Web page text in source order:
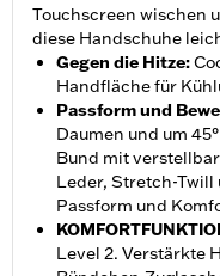
Touchscreen wischen
diese Handschuhe
Gegen die Hitze:
Handfläche für
Passform und
Daumen und um
Bund mit
Leder, Stretch-
Passform und
Level 2. Verstärkte